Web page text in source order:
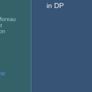
in DP